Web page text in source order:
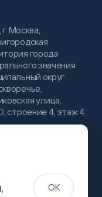
г. Москва,
города
значения
округ
улица,
строение 4, этаж 4
444-16-51
OK